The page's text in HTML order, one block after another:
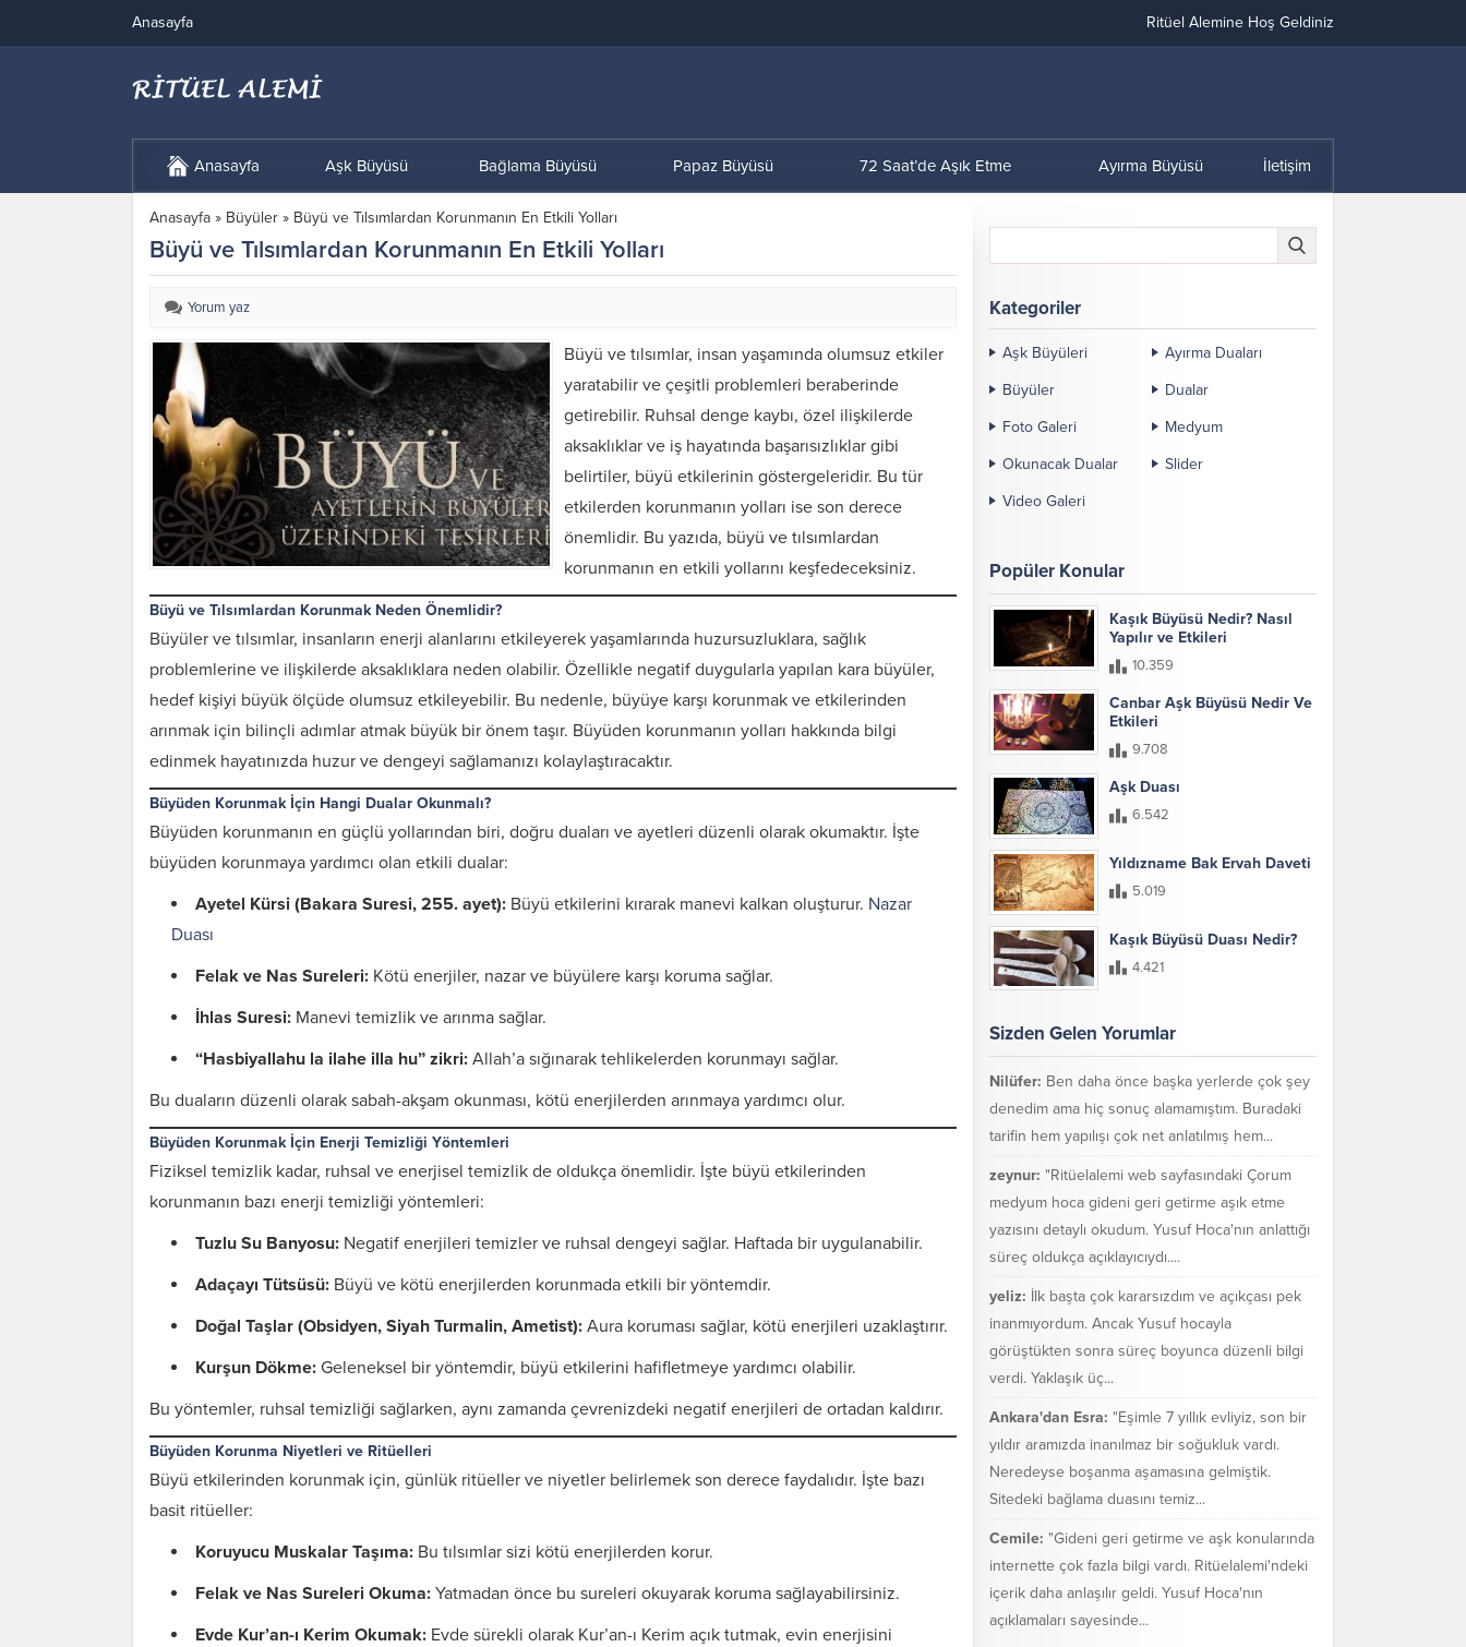
Anasayfa Ritüel Alemine Hoş Geldiniz
Anasayfa Aşk Büyüsü Bağlama Büyüsü Papaz Büyüsü 72 Saat’de Aşık Etme Ayırma Büyüsü İletişim
Anasayfa » Büyüler » Büyü ve Tılsımlardan Korunmanın En Etkili Yolları
Büyü ve Tılsımlardan Korunmanın En Etkili Yolları
Yorum yaz
Büyü ve tılsımlar, insan yaşamında olumsuz etkiler
yaratabilir ve çeşitli problemleri beraberinde
getirebilir. Ruhsal denge kaybı, özel ilişkilerde
aksaklıklar ve iş hayatında başarısızlıklar gibi
belirtiler, büyü etkilerinin göstergeleridir. Bu tür
etkilerden korunmanın yolları ise son derece
önemlidir. Bu yazıda, büyü ve tılsımlardan
korunmanın en etkili yollarını keşfedeceksiniz.
Büyü ve Tılsımlardan Korunmak Neden Önemlidir?
Büyüler ve tılsımlar, insanların enerji alanlarını etkileyerek yaşamlarında huzursuzluklara, sağlık
problemlerine ve ilişkilerde aksaklıklara neden olabilir. Özellikle negatif duygularla yapılan kara büyüler,
hedef kişiyi büyük ölçüde olumsuz etkileyebilir. Bu nedenle, büyüye karşı korunmak ve etkilerinden
arınmak için bilinçli adımlar atmak büyük bir önem taşır. Büyüden korunmanın yolları hakkında bilgi
edinmek hayatınızda huzur ve dengeyi sağlamanızı kolaylaştıracaktır.
Büyüden Korunmak İçin Hangi Dualar Okunmalı?
Büyüden korunmanın en güçlü yollarından biri, doğru duaları ve ayetleri düzenli olarak okumaktır. İşte
büyüden korunmaya yardımcı olan etkili dualar:
Ayetel Kürsi (Bakara Suresi, 255. ayet): Büyü etkilerini kırarak manevi kalkan oluşturur. Nazar
Duası
Felak ve Nas Sureleri: Kötü enerjiler, nazar ve büyülere karşı koruma sağlar.
İhlas Suresi: Manevi temizlik ve arınma sağlar.
“Hasbiyallahu la ilahe illa hu” zikri: Allah’a sığınarak tehlikelerden korunmayı sağlar.
Bu duaların düzenli olarak sabah-akşam okunması, kötü enerjilerden arınmaya yardımcı olur.
Büyüden Korunmak İçin Enerji Temizliği Yöntemleri
Fiziksel temizlik kadar, ruhsal ve enerjisel temizlik de oldukça önemlidir. İşte büyü etkilerinden
korunmanın bazı enerji temizliği yöntemleri:
Tuzlu Su Banyosu: Negatif enerjileri temizler ve ruhsal dengeyi sağlar. Haftada bir uygulanabilir.
Adaçayı Tütsüsü: Büyü ve kötü enerjilerden korunmada etkili bir yöntemdir.
Doğal Taşlar (Obsidyen, Siyah Turmalin, Ametist): Aura koruması sağlar, kötü enerjileri uzaklaştırır.
Kurşun Dökme: Geleneksel bir yöntemdir, büyü etkilerini hafifletmeye yardımcı olabilir.
Bu yöntemler, ruhsal temizliği sağlarken, aynı zamanda çevrenizdeki negatif enerjileri de ortadan kaldırır.
Büyüden Korunma Niyetleri ve Ritüelleri
Büyü etkilerinden korunmak için, günlük ritüeller ve niyetler belirlemek son derece faydalıdır. İşte bazı
basit ritüeller:
Koruyucu Muskalar Taşıma: Bu tılsımlar sizi kötü enerjilerden korur.
Felak ve Nas Sureleri Okuma: Yatmadan önce bu sureleri okuyarak koruma sağlayabilirsiniz.
Evde Kur’an-ı Kerim Okumak: Evde sürekli olarak Kur’an-ı Kerim açık tutmak, evin enerjisini
Kategoriler
Aşk Büyüleri
Ayırma Duaları
Büyüler
Dualar
Foto Galeri
Medyum
Okunacak Dualar
Slider
Video Galeri
Popüler Konular
Kaşık Büyüsü Nedir? Nasıl
Yapılır ve Etkileri
10.359
Canbar Aşk Büyüsü Nedir Ve
Etkileri
9.708
Aşk Duası
6.542
Yıldızname Bak Ervah Daveti
5.019
Kaşık Büyüsü Duası Nedir?
4.421
Sizden Gelen Yorumlar
Nilüfer: Ben daha önce başka yerlerde çok şey
denedim ama hiç sonuç alamamıştım. Buradaki
tarifin hem yapılışı çok net anlatılmış hem...
zeynur: "Ritüelalemi web sayfasındaki Çorum
medyum hoca gideni geri getirme aşık etme
yazısını detaylı okudum. Yusuf Hoca'nın anlattığı
süreç oldukça açıklayıcıydı....
yeliz: İlk başta çok kararsızdım ve açıkçası pek
inanmıyordum. Ancak Yusuf hocayla
görüştükten sonra süreç boyunca düzenli bilgi
verdi. Yaklaşık üç...
Ankara'dan Esra: "Eşimle 7 yıllık evliyiz, son bir
yıldır aramızda inanılmaz bir soğukluk vardı.
Neredeyse boşanma aşamasına gelmiştik.
Sitedeki bağlama duasını temiz...
Cemile: "Gideni geri getirme ve aşk konularında
internette çok fazla bilgi vardı. Ritüelalemi'ndeki
içerik daha anlaşılır geldi. Yusuf Hoca'nın
açıklamaları sayesinde...